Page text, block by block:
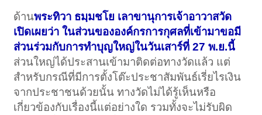
ด้านพระทิวา ธมฺมชโย เลาขานุการเจ้าอาวาสวัด
เปิดเผยว่า ในส่วนขององค์กรการกุศลที่เข้ามาขอมี
ส่วนร่วมกับการทำบุญใหญ่ในวันเสาร์ที่ 27 พ.ย.นี้
ส่วนใหญ่ได้ประสานเข้ามาติดต่อทางวัดแล้ว แต่
สำหรับกรณีที่มีการตั้งโต๊ะประชาสัมพันธ์เรี่ยไรเงิน
จากประชาชนด้วยนั้น ทางวัดไม่ได้รู้เห็นหรือ
เกี่ยวข้องกับเรื่องนี้แต่อย่างใด รวมทั้งจะไม่รับผิด